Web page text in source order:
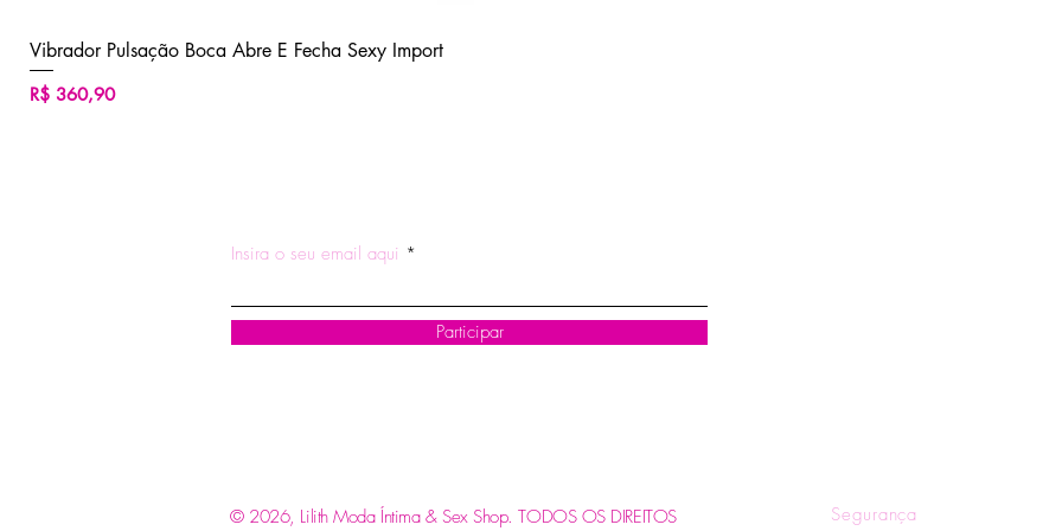
Vibrador Pulsação Boca Abre E Fecha Sexy Import
Preço
R$ 360,90
Insira o seu email aqui
Participar
© 2026, Lilith Moda Íntima & Sex Shop. TODOS OS DIREITOS Segurança